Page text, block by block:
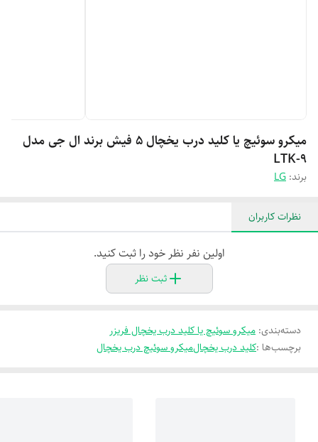
میکرو سوئیچ یا کلید درب یخچال 5 فیش برند ال جی مدل
LTK-9
برند: LG
نظرات کاربران
اولین نفر نظر خود را ثبت کنید.
ثبت نظر
دسته‌بندی: میکرو سوئیچ یا کلید درب یخچال فریزر
برچسب‌ها :کلید درب یخچالمیکرو سوئیچ درب یخچال